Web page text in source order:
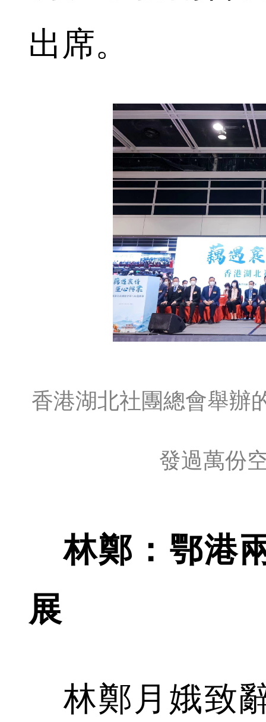
出席。
香港湖北社團總會舉辦
發過萬份
林鄭：鄂港
展
林鄭月娥致